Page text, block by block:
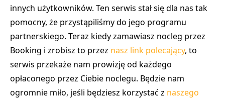
innych użytkowników. Ten serwis stał się dla nas tak
pomocny, że przystąpiliśmy do jego programu
partnerskiego. Teraz kiedy zamawiasz nocleg przez
Booking i zrobisz to przez nasz link polecający, to
serwis przekaże nam prowizję od każdego
opłaconego przez Ciebie noclegu. Będzie nam
ogromnie miło, jeśli będziesz korzystać z naszego